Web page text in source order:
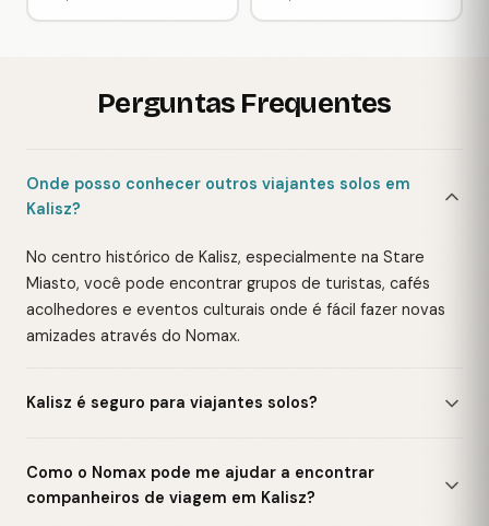
Perguntas Frequentes
Onde posso conhecer outros viajantes solos em
Kalisz?
No centro histórico de Kalisz, especialmente na Stare
Miasto, você pode encontrar grupos de turistas, cafés
acolhedores e eventos culturais onde é fácil fazer novas
amizades através do Nomax.
Kalisz é seguro para viajantes solos?
Como o Nomax pode me ajudar a encontrar
companheiros de viagem em Kalisz?